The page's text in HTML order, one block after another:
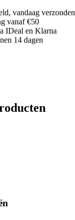
vandaag verzonden
vanaf €50
IDeal en Klarna
14 dagen